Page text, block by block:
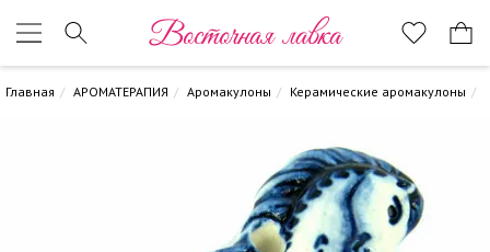
Восточная лавка
Главная АРОМАТЕРАПИЯ Аромакулоны Керамические аромакулоны